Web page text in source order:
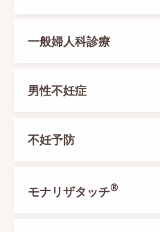
一般婦人科診療
男性不妊症
不妊予防
モナリザタッチ®